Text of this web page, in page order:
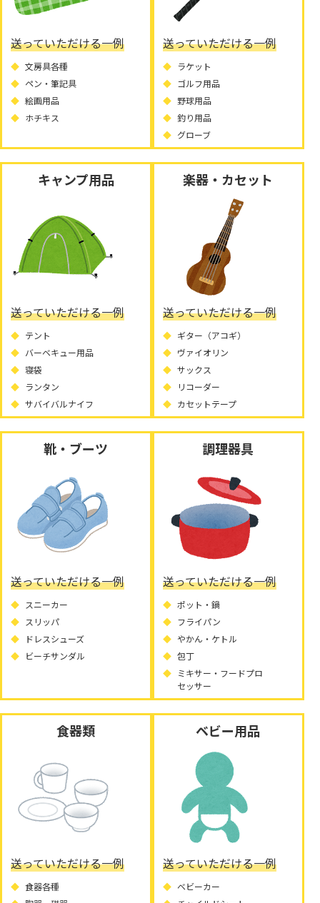
送っていただける一例
文房具各種
ペン・筆記具
絵画用品
ホチキス
送っていただける一例
ラケット
ゴルフ用品
野球用品
釣り用品
グローブ
キャンプ用品
送っていただける一例
テント
バーベキュー用品
寝袋
ランタン
サバイバルナイフ
楽器・カセット
送っていただける一例
ギター（アコギ）
ヴァイオリン
サックス
リコーダー
カセットテープ
靴・ブーツ
送っていただける一例
スニーカー
スリッパ
ドレスシューズ
ビーチサンダル
調理器具
送っていただける一例
ポット・鍋
フライパン
やかん・ケトル
包丁
ミキサー・フードプロ
セッサー
食器類
送っていただける一例
食器各種
ベビー用品
送っていただける一例
ベビーカー